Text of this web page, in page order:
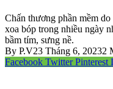
Chấn thương phần mềm
xoa bóp trong nhiều ngày
bầm tím, sưng nề.
By P.V23 Tháng 6, 20232
Facebook Twitter Pinterest